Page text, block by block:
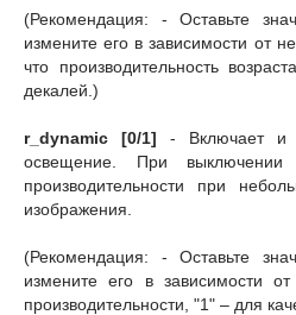
(Рекомендация: - Оставьте
измените его в зависимости от
что производительность
декалей.)
r_dynamic [0/1] - Включает и
освещение. При
производительности при
изображения.
(Рекомендация: - Оставьте
измените его в зависимости
производительности, "1" – для